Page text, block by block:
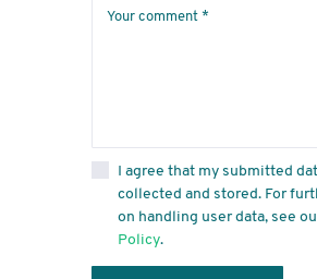
I agree that my submitted
collected and stored. For
on handling user data, see
Policy.